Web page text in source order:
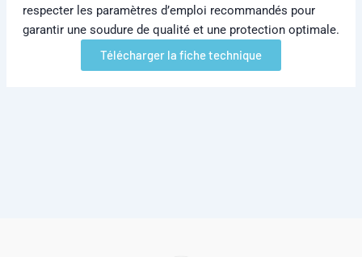
respecter les paramètres d’emploi recommandés pour
garantir une soudure de qualité et une protection optimale.
Télécharger la fiche technique